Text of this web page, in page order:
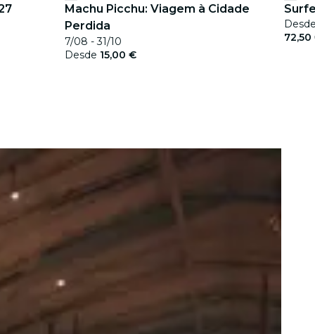
Machu Picchu: Viagem à Cidade
Perdida
7/08 - 31/10
Desde 15,00 €